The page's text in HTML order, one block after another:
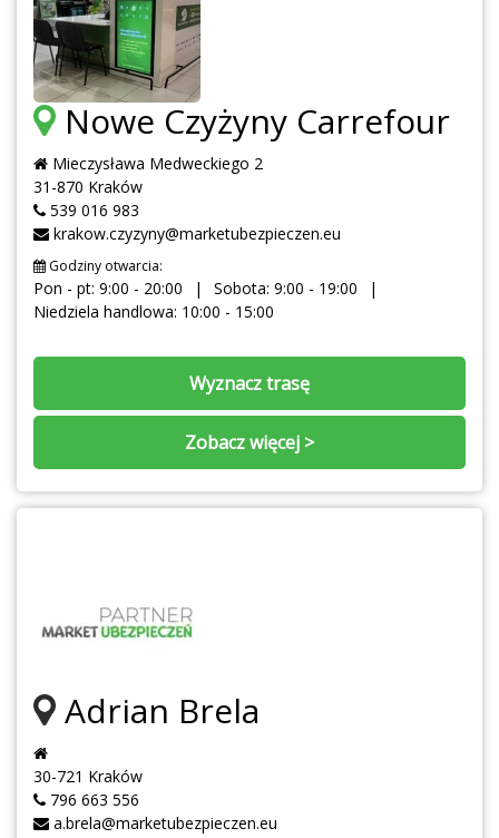
Nowe Czyżyny Carrefour
Mieczysława Medweckiego 2
31-870 Kraków
539 016 983
krakow.czyzyny@marketubezpieczen.eu
Godziny otwarcia:
Pon - pt: 9:00 - 20:00
Sobota: 9:00 - 19:00
Niedziela handlowa: 10:00 - 15:00
Wyznacz trasę
Zobacz więcej >
Adrian Brela
30-721 Kraków
796 663 556
a.brela@marketubezpieczen.eu